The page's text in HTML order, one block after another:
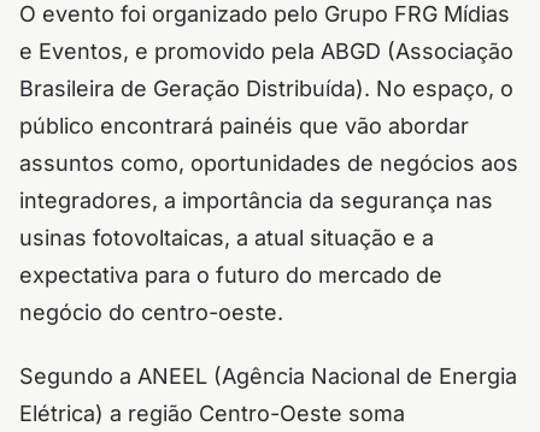
O evento foi organizado pelo Grupo FRG Mídias
e Eventos, e promovido pela ABGD (Associação
Brasileira de Geração Distribuída). No espaço, o
público encontrará painéis que vão abordar
assuntos como, oportunidades de negócios aos
integradores, a importância da segurança nas
usinas fotovoltaicas, a atual situação e a
expectativa para o futuro do mercado de
negócio do centro-oeste.
Segundo a ANEEL (Agência Nacional de Energia
Elétrica) a região Centro-Oeste soma